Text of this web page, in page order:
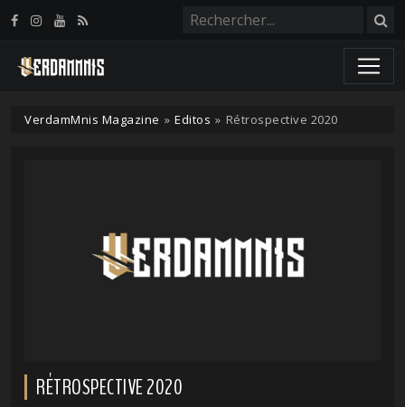
VerdamMnis Magazine » Editos » Rétrospective 2020
RÉTROSPECTIVE 2020
Panneau de gestion des cookies